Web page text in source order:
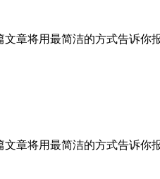
将用最简洁的方式告诉你
将用最简洁的方式告诉你